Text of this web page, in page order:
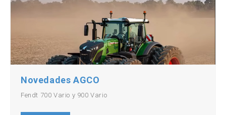
Novedades AGCO
Fendt 700 Vario y 900 Vario